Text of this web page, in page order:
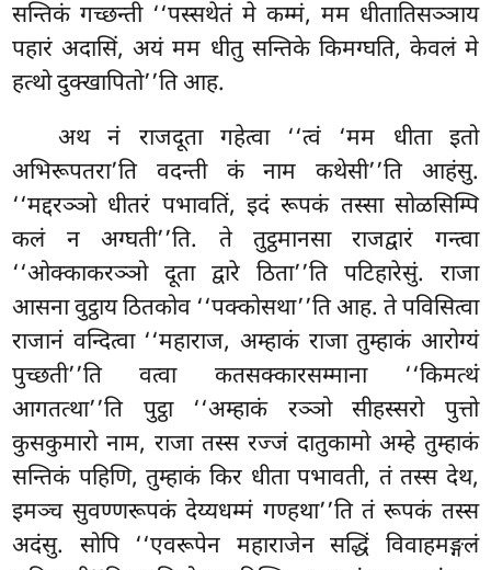
सन्तिकं गच्छन्ती ‘‘पस्सथेतं मे कम्मं, मम धीतातिसञ्ञाय
पहारं अदासिं, अयं मम धीतु सन्तिके किमग्घति, केवलं मे
हत्थो दुक्खापितो’’ति आह.
अथ नं राजदूता गहेत्वा ‘‘त्वं ‘मम धीता इतो
अभिरूपतरा’ति वदन्ती कं नाम कथेसी’’ति आहंसु.
‘‘मद्दरञ्ञो धीतरं पभावतिं, इदं रूपकं तस्सा सोळसिम्पि
कलं न अग्घती’’ति. ते तुट्ठमानसा राजद्वारं गन्त्वा
‘‘ओक्काकरञ्ञो दूता द्वारे ठिता’’ति पटिहारेसुं. राजा
आसना वुट्ठाय ठितकोव ‘‘पक्कोसथा’’ति आह. ते पविसित्वा
राजानं वन्दित्वा ‘‘महाराज, अम्हाकं राजा तुम्हाकं आरोग्यं
पुच्छती’’ति वत्वा कतसक्कारसम्माना ‘‘किमत्थं
आगतत्था’’ति पुट्ठा ‘‘अम्हाकं रञ्ञो सीहस्सरो पुत्तो
कुसकुमारो नाम, राजा तस्स रज्जं दातुकामो अम्हे तुम्हाकं
सन्तिकं पहिणि, तुम्हाकं किर धीता पभावती, तं तस्स देथ,
इमञ्च सुवण्णरूपकं देय्यधम्मं गण्हथा’’ति तं रूपकं तस्स
अदंसु. सोपि ‘‘एवरूपेन महाराजेन सद्धिं विवाहमङ्गलं